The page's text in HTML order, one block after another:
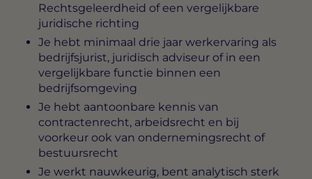
Rechtsgeleerdheid of een vergelijkbare
juridische richting
Je hebt minimaal drie jaar werkervaring als
bedrijfsjurist, juridisch adviseur of in een
vergelijkbare functie binnen een
bedrijfsomgeving
Je hebt aantoonbare kennis van
contractenrecht, arbeidsrecht en bij
voorkeur ook van ondernemingsrecht of
bestuursrecht
Je werkt nauwkeurig, bent analytisch sterk